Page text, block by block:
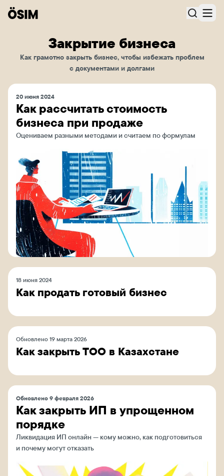
Закрытие бизнеса
Как грамотно закрыть бизнес, чтобы избежать проблем
с документами и долгами
20 июня 2024
Как рассчитать стоимость
бизнеса при продаже
Оцениваем разными методами и считаем по формулам
18 июня 2024
Как продать готовый бизнес
Обновлено 19 марта 2026
Как закрыть ТОО в Казахстане
Обновлено 9 февраля 2026
Как закрыть ИП в упрощенном
порядке
Ликвидация ИП онлайн — кому можно, как подготовиться
и почему могут отказать